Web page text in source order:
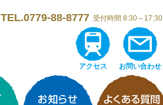
TEL.0779-88-8777 受付時間 8:30～17:30
アクセス お問い合わせ